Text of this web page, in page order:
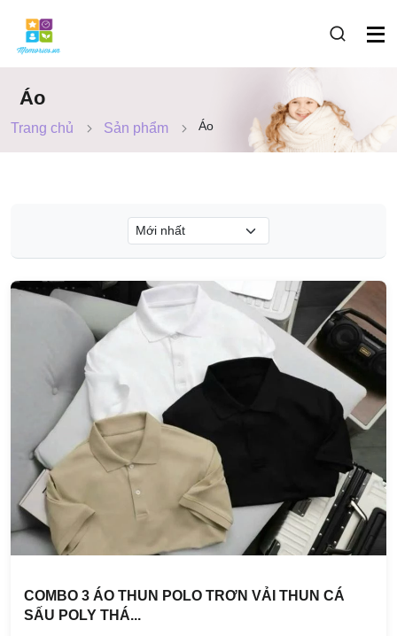
Áo
Trang chủ Sản phẩm Áo
COMBO 3 ÁO THUN POLO TRƠN VẢI THUN CÁ
SẤU POLY THÁ...